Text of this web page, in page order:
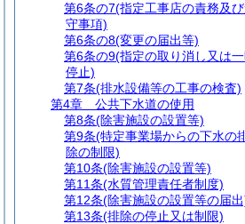
第6条の7(指定工事店の責務及
守事項)
第6条の8(変更の届出等)
第6条の9(指定の取り消し又は
停止)
第7条(排水設備等の工事の検査)
第4章
公共下水道の使用
第8条(除害施設の設置等)
第9条(特定事業場からの下水の
除の制限)
第10条(除害施設の設置等)
第11条(水質管理責任者制度)
第12条(除害施設の設置等の届
第13条(排除の停止又は制限)